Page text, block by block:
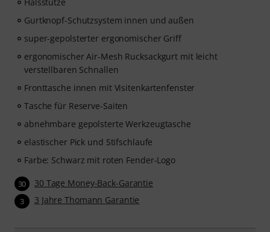
Gurtknopf-Schutzsystem innen und außen
super-gepolsterter ergonomischer Griff
ergonomischer Air-Mesh Rucksackgurt mit leicht
verstellbaren Schnallen
Fronttasche innen mit Visitenkartenfenster
Tasche für Reserve-Saiten
abnehmbare gepolsterte Werkzeugtasche
elastischer Pick und Stifschlaufe
Farbe: Schwarz mit roten Fender-Logo
30 30 Tage Money-Back-Garantie
3 3 Jahre Thomann Garantie